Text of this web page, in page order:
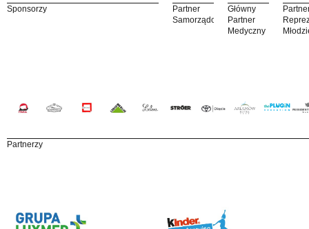
Sponsorzy
Partner
Samorządowy
Główny
Partner
Medyczny
Partnerzy